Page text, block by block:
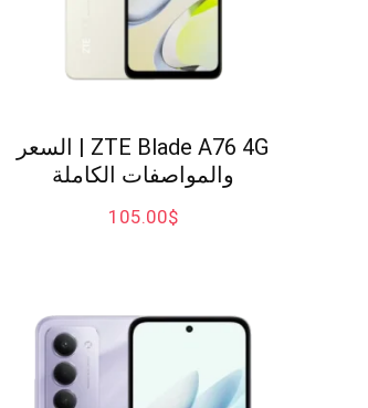
ZTE Blade A76 4G | السعر
والمواصفات الكاملة
$
105.00